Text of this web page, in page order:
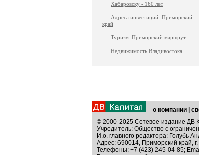
Хабаровску - 160 лет
Адреса инвестиций. Приморский
край
Туризм: Приморский маршрут
Недвижимость Владивостока
о компании
© 2000-2025 Сетевое издание ДВ
Учредитель: Общество с
И.о. главного редактора: Голубь
Адрес: 690014, Приморский край,
Телефоны: +7 (423) 245-04-85;